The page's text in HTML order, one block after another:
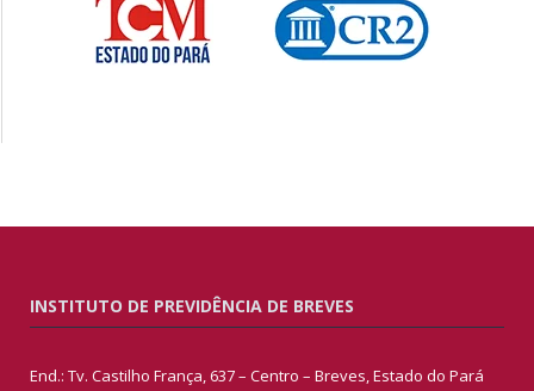
INSTITUTO DE PREVIDÊNCIA DE BREVES
End.: Tv. Castilho França, 637 – Centro – Breves, Estado do Pará